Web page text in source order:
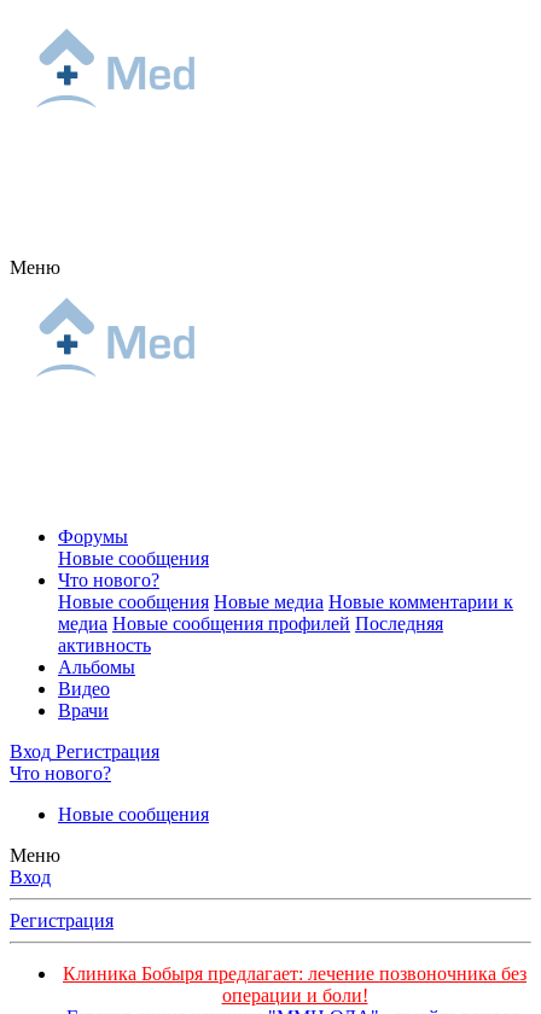
Меню
Форумы
Новые сообщения
Что нового?
Новые сообщения Новые медиа Новые комментарии к
медиа Новые сообщения профилей Последняя
активность
Альбомы
Видео
Врачи
Вход Регистрация
Что нового?
Новые сообщения
Меню
Вход
Регистрация
Клиника Бобыря предлагает: лечение позвоночника без
операции и боли!